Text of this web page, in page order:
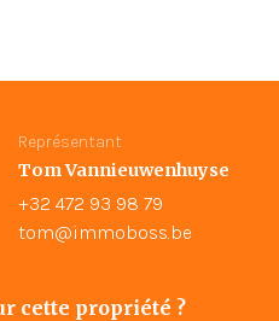
Représentant
Tom Vannieuwenhuyse
+32 472 93 98 79
tom@immoboss.be
cette propriété ?